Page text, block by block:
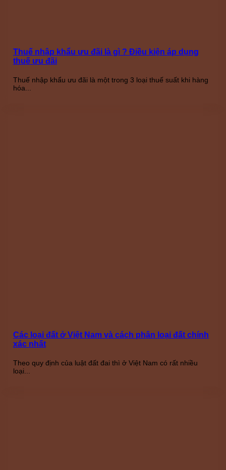
Thuế nhập khẩu ưu đãi là gì ? Điều kiện áp dụng
thuế ưu đãi
Thuế nhập khẩu ưu đãi là một trong 3 loại thuế suất khi hàng
hóa...
Các loại đất ở Việt Nam và cách phân loại đất chính
xác nhất
Theo quy định của luật đất đai thì ở Việt Nam có rất nhiều
loại...